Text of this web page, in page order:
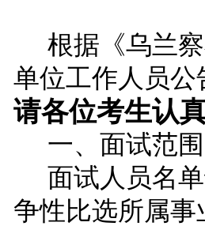
根据《乌兰
单位工作人员公
请各位考生认
一、面试范围
面试人员名
争性比选所属